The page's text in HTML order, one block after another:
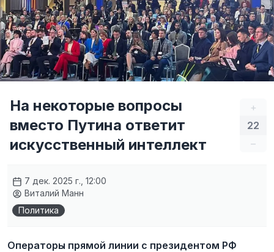
+
22
–
На некоторые вопросы
вместо Путина ответит
искусственный интеллект
7 дек. 2025 г., 12:00
Виталий Манн
Политика
Операторы прямой линии с президентом РФ